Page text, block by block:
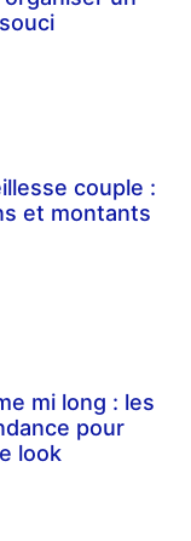
couple :
et montants
mi long : les
pour
look